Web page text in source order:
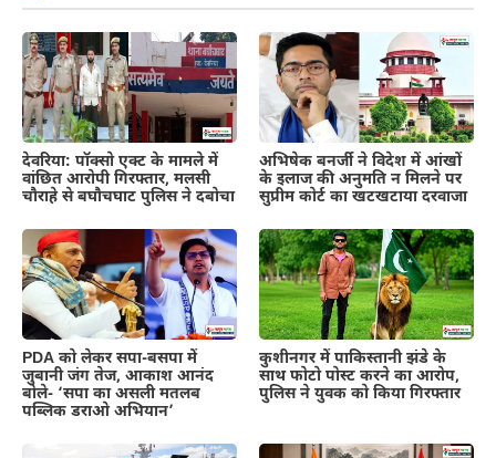
देवरिया: पॉक्सो एक्ट के मामले में
वांछित आरोपी गिरफ्तार, मलसी
चौराहे से बघौचघाट पुलिस ने दबोचा
अभिषेक बनर्जी ने विदेश में आंखों
के इलाज की अनुमति न मिलने पर
सुप्रीम कोर्ट का खटखटाया दरवाजा
PDA को लेकर सपा-बसपा में
जुबानी जंग तेज, आकाश आनंद
बोले- ‘सपा का असली मतलब
पब्लिक डराओ अभियान’
कुशीनगर में पाकिस्तानी झंडे के
साथ फोटो पोस्ट करने का आरोप,
पुलिस ने युवक को किया गिरफ्तार